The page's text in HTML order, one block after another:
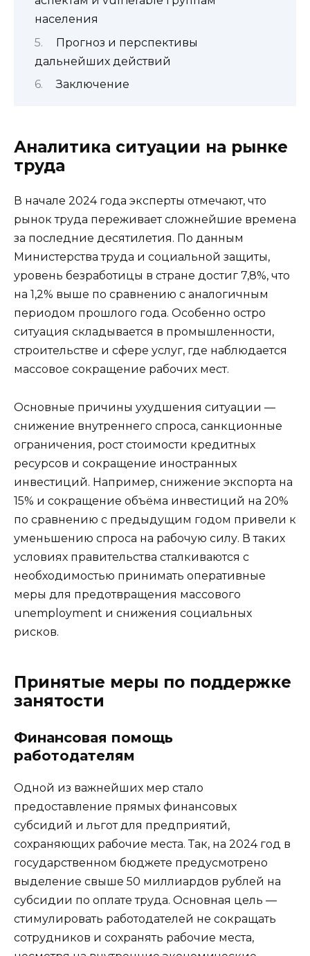
населения
Прогноз и перспективы
дальнейших действий
Заключение
Аналитика ситуации на рынке
труда
В начале 2024 года эксперты отмечают, что
рынок труда переживает сложнейшие времена
за последние десятилетия. По данным
Министерства труда и социальной защиты,
уровень безработицы в стране достиг 7,8%, что
на 1,2% выше по сравнению с аналогичным
периодом прошлого года. Особенно остро
ситуация складывается в промышленности,
строительстве и сфере услуг, где наблюдается
массовое сокращение рабочих мест.
Основные причины ухудшения ситуации —
снижение внутреннего спроса, санкционные
ограничения, рост стоимости кредитных
ресурсов и сокращение иностранных
инвестиций. Например, снижение экспорта на
15% и сокращение объёма инвестиций на 20%
по сравнению с предыдущим годом привели к
уменьшению спроса на рабочую силу. В таких
условиях правительства сталкиваются с
необходимостью принимать оперативные
меры для предотвращения массового
unemployment и снижения социальных
рисков.
Принятые меры по поддержке
занятости
Финансовая помощь
работодателям
Одной из важнейших мер стало
предоставление прямых финансовых
субсидий и льгот для предприятий,
сохраняющих рабочие места. Так, на 2024 год в
государственном бюджете предусмотрено
выделение свыше 50 миллиардов рублей на
субсидии по оплате труда. Основная цель —
стимулировать работодателей не сокращать
сотрудников и сохранять рабочие места,